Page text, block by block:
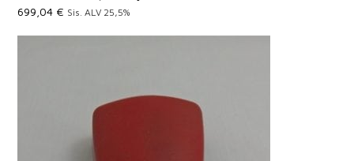
699,04 € Sis. ALV 25,5%